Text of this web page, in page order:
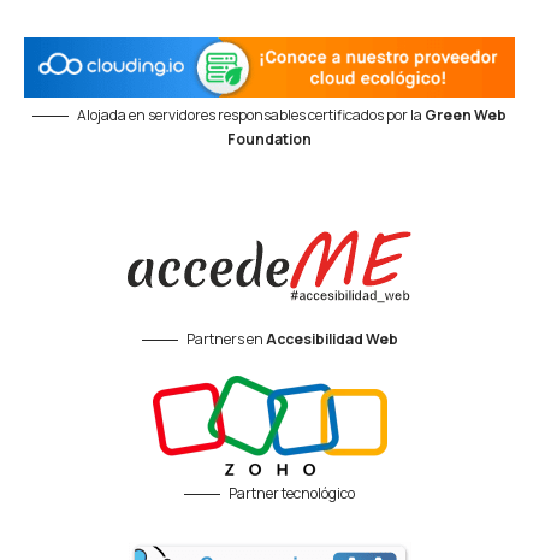
Alojada en servidores responsables certificados por la Green Web
Foundation
Partners enAccesibilidad Web
Partner tecnológico